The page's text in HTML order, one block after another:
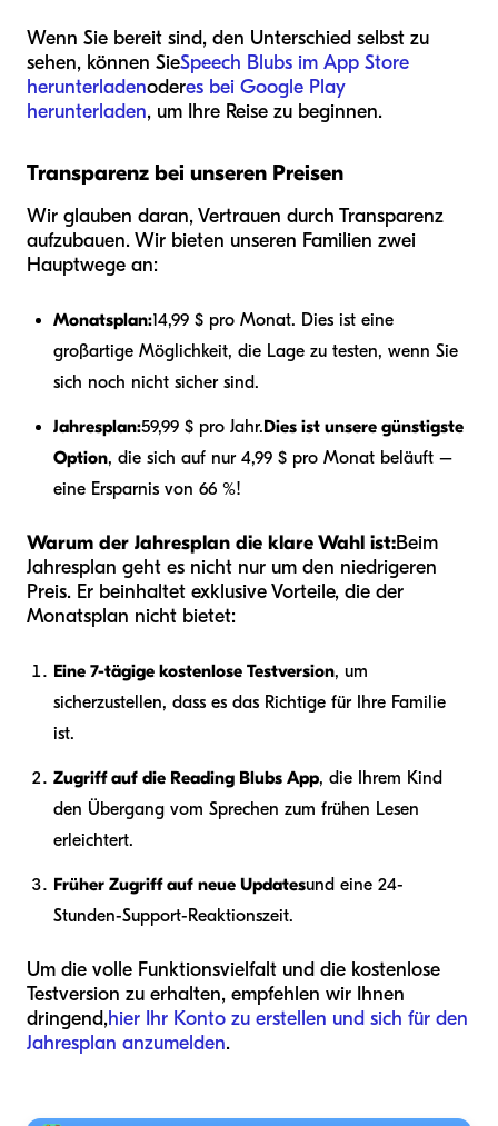
Wenn Sie bereit sind, den Unterschied selbst zu
sehen, können SieSpeech Blubs im App Store
herunterladenoderes bei Google Play
herunterladen, um Ihre Reise zu beginnen.
Transparenz bei unseren Preisen
Wir glauben daran, Vertrauen durch Transparenz
aufzubauen. Wir bieten unseren Familien zwei
Hauptwege an:
Monatsplan:14,99 $ pro Monat. Dies ist eine
großartige Möglichkeit, die Lage zu testen, wenn Sie
sich noch nicht sicher sind.
Jahresplan:59,99 $ pro Jahr.Dies ist unsere günstigste
Option, die sich auf nur 4,99 $ pro Monat beläuft –
eine Ersparnis von 66 %!
Warum der Jahresplan die klare Wahl ist:Beim
Jahresplan geht es nicht nur um den niedrigeren
Preis. Er beinhaltet exklusive Vorteile, die der
Monatsplan nicht bietet:
Eine 7-tägige kostenlose Testversion, um
sicherzustellen, dass es das Richtige für Ihre Familie
ist.
Zugriff auf die Reading Blubs App, die Ihrem Kind
den Übergang vom Sprechen zum frühen Lesen
erleichtert.
Früher Zugriff auf neue Updatesund eine 24-
Stunden-Support-Reaktionszeit.
Um die volle Funktionsvielfalt und die kostenlose
Testversion zu erhalten, empfehlen wir Ihnen
dringend,hier Ihr Konto zu erstellen und sich für den
Jahresplan anzumelden.